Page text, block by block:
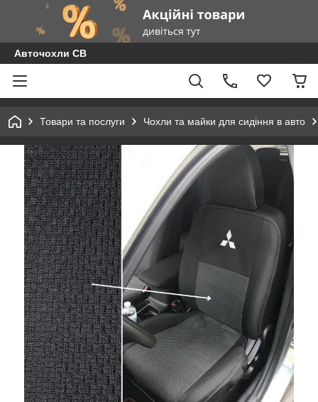
Авточохли СВ
Товари та послуги Чохли та майки для сидіння в авто